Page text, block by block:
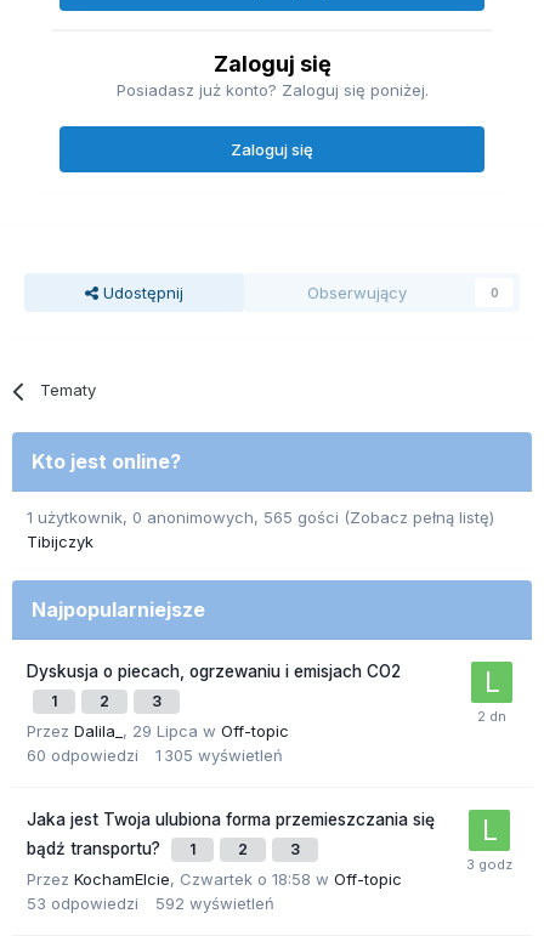
Zaloguj się
Posiadasz już konto? Zaloguj się poniżej.
Zaloguj się
Udostępnij Obserwujący 0
Tematy
Kto jest online?
1 użytkownik, 0 anonimowych, 565 gości (Zobacz pełną listę)
Tibijczyk
Najpopularniejsze
Dyskusja o piecach, ogrzewaniu i emisjach CO2
1 2 3
Przez Dalila_ , 29 Lipca w Off-topic
60 odpowiedzi 1 305 wyświetleń
Jaka jest Twoja ulubiona forma przemieszczania się
bądź transportu?
1 2 3
Przez KochamElcie, Czwartek o 18:58 w Off-topic
53 odpowiedzi 592 wyświetleń